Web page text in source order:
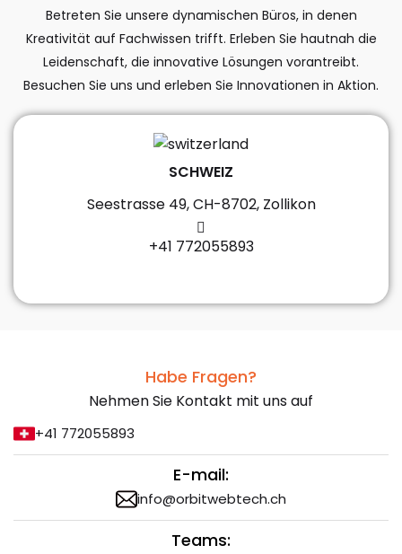
Betreten Sie unsere dynamischen Büros, in denen
Kreativität auf Fachwissen trifft. Erleben Sie hautnah die
Leidenschaft, die innovative Lösungen vorantreibt.
Besuchen Sie uns und erleben Sie Innovationen in Aktion.
SCHWEIZ
Seestrasse 49, CH-8702, Zollikon
+41 772055893
Habe Fragen?
Nehmen Sie Kontakt mit uns auf
+41 772055893
E-mail:
info@orbitwebtech.ch
Teams: